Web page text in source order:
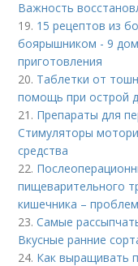
Важность
19. 15 рецептов из
боярышником - 9
приготовления
20. Таблетки от
помощь при острой
21. Препараты для
Стимуляторы
средства
22.
пищеварительного
кишечника –
23.Самые
Вкусные ранние
24. Как выращивать